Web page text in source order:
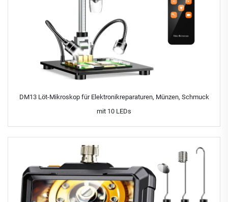
DM13 Löt-Mikroskop für Elektronikreparaturen, Münzen, Schmuck
mit 10 LEDs